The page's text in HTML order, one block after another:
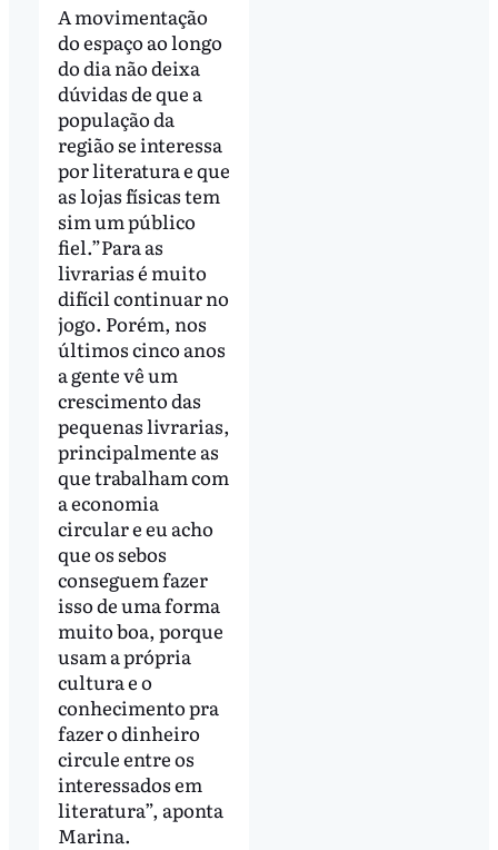
A movimentação
do espaço ao longo
do dia não deixa
dúvidas de que a
população da
região se interessa
por literatura e que
as lojas físicas tem
sim um público
fiel.”Para as
livrarias é muito
difícil continuar no
jogo. Porém, nos
últimos cinco anos
a gente vê um
crescimento das
pequenas livrarias,
principalmente as
que trabalham com
a economia
circular e eu acho
que os sebos
conseguem fazer
isso de uma forma
muito boa, porque
usam a própria
cultura e o
conhecimento pra
fazer o dinheiro
circule entre os
interessados em
literatura”, aponta
Marina.